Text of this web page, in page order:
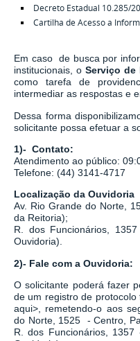
Decreto Estadual 10.285/
Cartilha de Acesso a
Em caso de busca por
institucionais, o Serviço de
como tarefa de
intermediar as respostas e
Dessa forma
solicitante possa efetuar a
1)- Contato:
Atendimento ao público:
Telefone: (44) 3141-4717
Localização da Ouvidoria
Av. Rio Grande do Norte,
da Reitoria);
R. dos Funcionários,
Ouvidoria).
2)- Fale com a Ouvidoria:
O solicitante poderá fazer
de um registro de
aqui> , remetendo-o aos
do Norte, 1525 - Centro,
R. dos Funcionários,